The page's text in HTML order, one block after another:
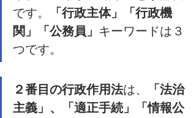
です。
「行政主体」「行政機
関」「公務員」 キーワードは３
つです。
２番目の行政作用法は、
「法治
主義」、「適正手続」「情報公